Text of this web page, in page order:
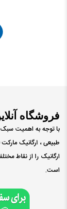
فروشگاه
با توجه به اهمیت
طبیعی ، ارگانیک
ارگانیک را از نقاط
است.